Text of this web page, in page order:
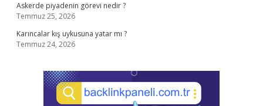
Askerde piyadenin görevi nedir ?
Temmuz 25, 2026
Karıncalar kış uykusuna yatar mı ?
Temmuz 24, 2026